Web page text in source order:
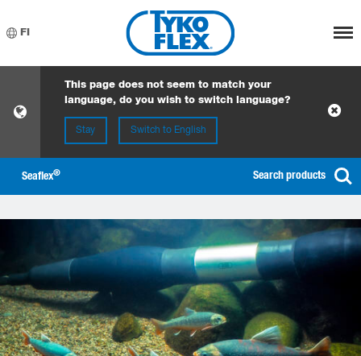
FI Meny
This page does not seem to match your
language, do you wish to switch language?
Stay Switch to English
Seaflex® Search products